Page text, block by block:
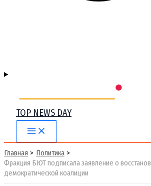
TOP NEWS DAY
Main
Menu
Главная
Политика
Фракция БЮТ подписала заявление о
демократической коалиции